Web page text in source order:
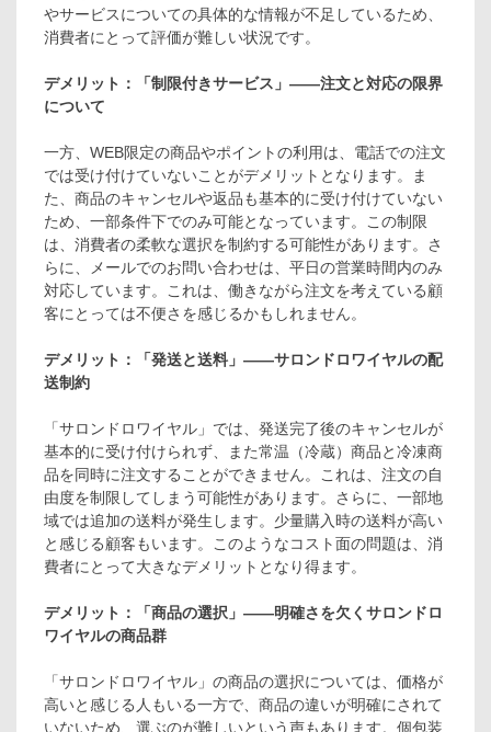
やサービスについての具体的な情報が不足しているため、
消費者にとって評価が難しい状況です。
デメリット：「制限付きサービス」――注文と対応の限界
について
一方、WEB限定の商品やポイントの利用は、電話での注文
では受け付けていないことがデメリットとなります。ま
た、商品のキャンセルや返品も基本的に受け付けていない
ため、一部条件下でのみ可能となっています。この制限
は、消費者の柔軟な選択を制約する可能性があります。さ
らに、メールでのお問い合わせは、平日の営業時間内のみ
対応しています。これは、働きながら注文を考えている顧
客にとっては不便さを感じるかもしれません。
デメリット：「発送と送料」――サロンドロワイヤルの配
送制約
「サロンドロワイヤル」では、発送完了後のキャンセルが
基本的に受け付けられず、また常温（冷蔵）商品と冷凍商
品を同時に注文することができません。これは、注文の自
由度を制限してしまう可能性があります。さらに、一部地
域では追加の送料が発生します。少量購入時の送料が高い
と感じる顧客もいます。このようなコスト面の問題は、消
費者にとって大きなデメリットとなり得ます。
デメリット：「商品の選択」――明確さを欠くサロンドロ
ワイヤルの商品群
「サロンドロワイヤル」の商品の選択については、価格が
高いと感じる人もいる一方で、商品の違いが明確にされて
いないため、選ぶのが難しいという声もあります。個包装